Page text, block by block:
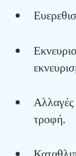
Αλλαγές
τροφή.